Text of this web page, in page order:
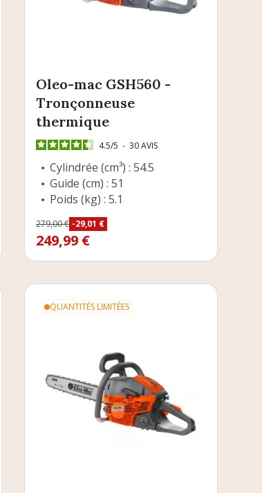
Oleo-mac GSH560 -
Tronçonneuse
thermique
4.5/5 - 30AVIS
Cylindrée (cm³) : 54.5
Guide (cm) : 51
Poids (kg) : 5.1
Prix de base
279,00 € -29,01 €
Prix
249,99 €
QUANTITÉS LIMITÉES